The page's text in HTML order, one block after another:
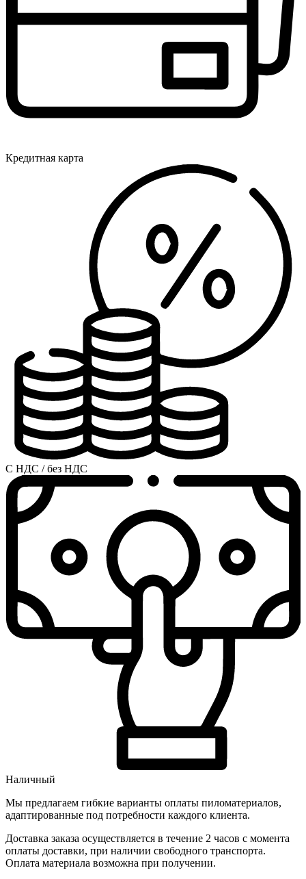
Кредитная карта
С НДС / без НДС
Наличный
Мы предлагаем гибкие варианты оплаты пиломатериалов,
адаптированные под потребности каждого клиента.
Доставка заказа осуществляется в течение 2 часов с момента
оплаты доставки, при наличии свободного транспорта.
Оплата материала возможна при получении.